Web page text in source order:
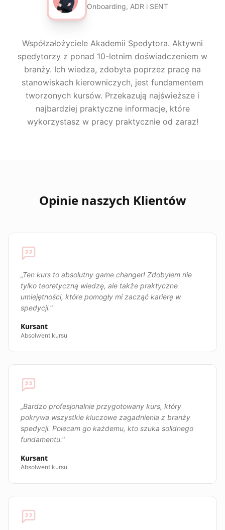
Onboarding, ADR i SENT
Współzałożyciele Akademii Spedytora. Aktywni
spedytorzy z ponad 10-letnim doświadczeniem w
branży. Ich wiedza, zdobyta poprzez pracę na
stanowiskach kierowniczych, jest fundamentem
tworzonych kursów. Przekazują najświeższe i
najbardziej praktyczne informacje, które
wykorzystasz w pracy praktycznie od zaraz!
Opinie naszych Klientów
„Ten kurs to absolutny game changer! Zdobyłem nie
tylko teoretyczną wiedzę, ale także praktyczne
umiejętności, które pomogły mi zacząć karierę w
spedycji."
Kursant
Absolwent kursu
„Bardzo profesjonalnie przygotowany kurs, który
pokrywa wszystkie kluczowe zagadnienia z branży
spedycji. Polecam go każdemu, kto szuka solidnego
fundamentu."
Kursant
Absolwent kursu